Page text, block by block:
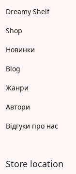
Dreamy Shelf
Shop
Новинки
Blog
Жанри
Автори
Відгуки про нас
Store location